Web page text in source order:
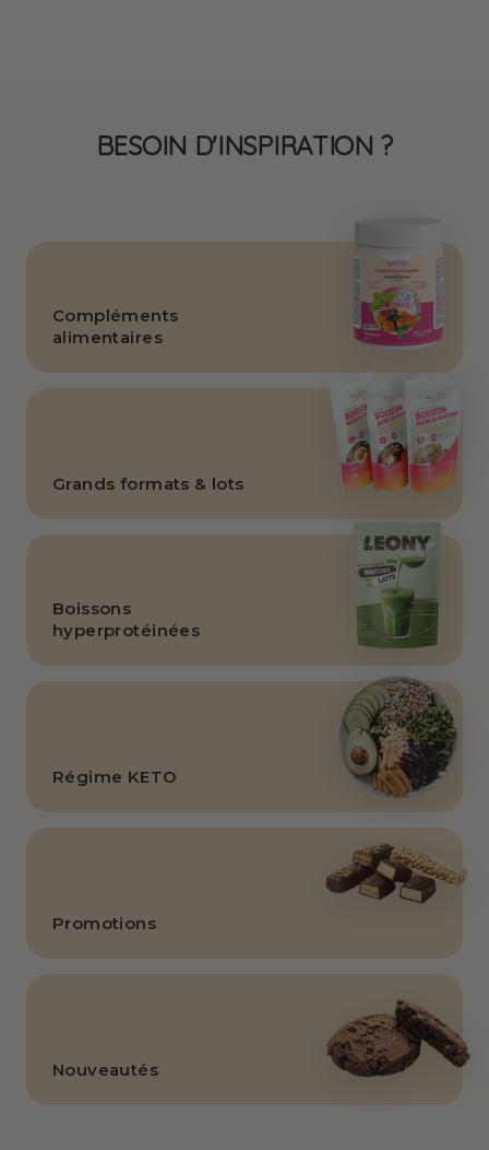
BESOIN D'INSPIRATION ?
Compléments
alimentaires
Grands formats & lots
Boissons
hyperprotéinées
Régime KETO
Promotions
Nouveautés